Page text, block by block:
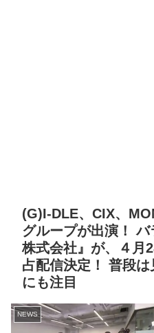
(G)I-DLE、CIX、
グループが出演！
株式会社』が、４月
占配信決定！ 普段
にも注目
NEWS